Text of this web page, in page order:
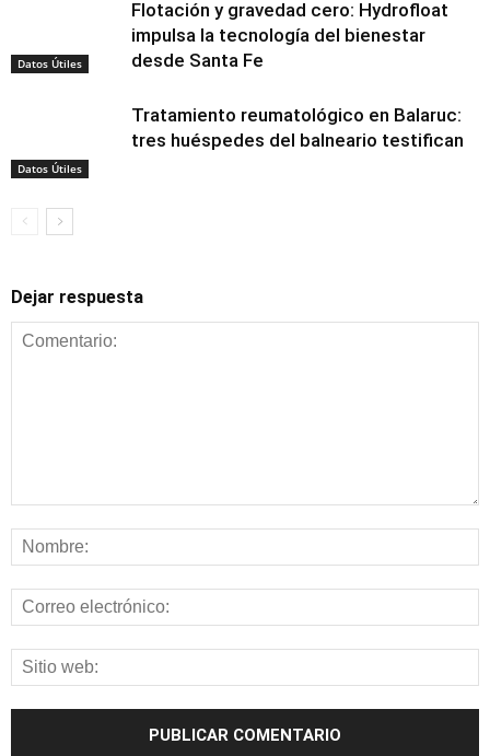
Datos Útiles
Flotación y gravedad cero: Hydrofloat
impulsa la tecnología del bienestar
desde Santa Fe
Datos Útiles
Tratamiento reumatológico en Balaruc:
tres huéspedes del balneario testifican
Dejar respuesta